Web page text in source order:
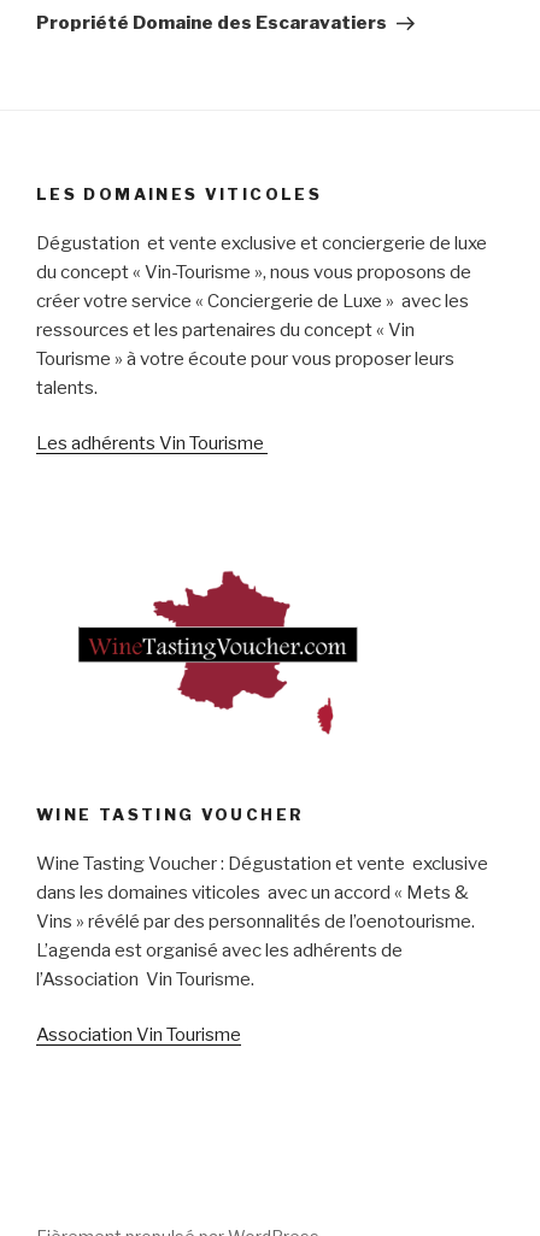
suivant
Propriété Domaine des Escaravatiers
LES DOMAINES VITICOLES
Dégustation et vente exclusive et conciergerie de luxe
du concept « Vin-Tourisme », nous vous proposons de
créer votre service « Conciergerie de Luxe » avec les
ressources et les partenaires du concept « Vin
Tourisme » à votre écoute pour vous proposer leurs
talents.
Les adhérents Vin Tourisme
WINE TASTING VOUCHER
Wine Tasting Voucher : Dégustation et vente exclusive
dans les domaines viticoles avec un accord « Mets &
Vins » révélé par des personnalités de l’oenotourisme.
L’agenda est organisé avec les adhérents de
l’Association Vin Tourisme.
Association Vin Tourisme